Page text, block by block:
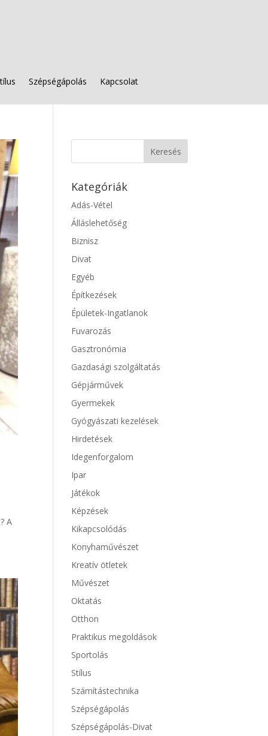
Szépségápolás Kapcsolat
A
Kategóriák
Adás-Vétel
Álláslehetőség
Biznisz
Divat
Egyéb
Építkezések
Épületek-Ingatlanok
Fuvarozás
Gasztronómia
Gazdasági szolgáltatás
Gépjárművek
Gyermekek
Gyógyászati kezelések
Hirdetések
Idegenforgalom
Ipar
Játékok
Képzések
Kikapcsolódás
Konyhaművészet
Kreatív ötletek
Művészet
Oktatás
Otthon
Praktikus megoldások
Sportolás
Stílus
Számítástechnika
Szépségápolás
Szépségápolás-Divat